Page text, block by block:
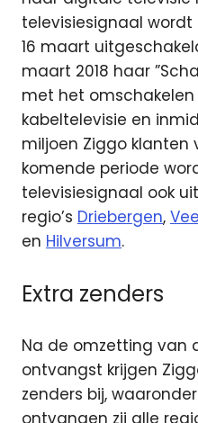
televisiesignaal wordt
16 maart
maart 2018 haar
met het
kabeltelevisie en
miljoen Ziggo klanten
komende periode
televisiesignaal ook
regio’s Driebergen,
en Hilversum.
Extra zenders
Na de omzetting van
ontvangst krijgen
zenders bij,